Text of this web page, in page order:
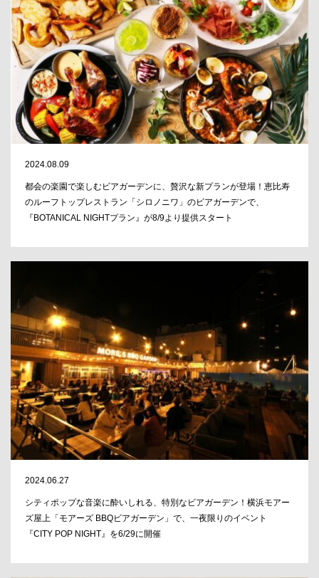
2024.08.09
都会の楽園で楽しむビアガーデンに、贅沢な新プランが登場！恵比寿
のルーフトップレストラン「シロノニワ」のビアガーデンで、
『BOTANICAL NIGHTプラン』が8/9より提供スタート
2024.06.27
シティポップな音楽に酔いしれる、特別なビアガーデン！横浜モアー
ズ屋上「モアーズ BBQビアガーデン」で、一夜限りのイベント
『CITY POP NIGHT』を6/29に開催